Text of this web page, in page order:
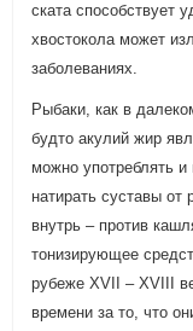
ската способствует
хвостокола может
заболеваниях.
Рыбаки, как в
будто акулий жир
можно употреблять и
натирать суставы
внутрь – против
тонизирующее
рубеже XVII – XVIII
времени за то, что